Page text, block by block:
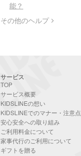
能？
その他のヘルプ
サービス
TOP
サービス概要
KIDSLINEの想い
KIDSLINEでのマナー・注意点
安心安全への取り組み
ご利用料金について
家事代行のご利用について
ギフトを贈る